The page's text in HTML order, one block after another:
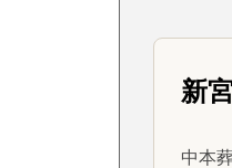
新
中本